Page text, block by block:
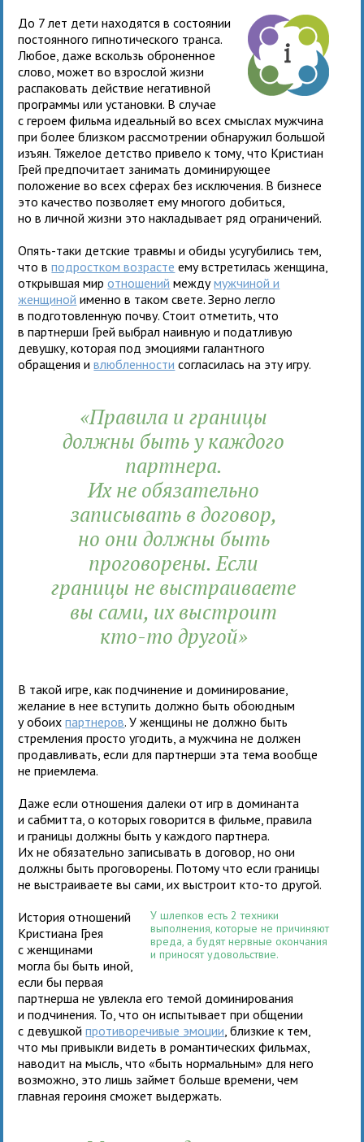
До 7 лет дети находятся в состоянии
постоянного гипнотического транса.
Любое, даже вскользь оброненное
слово, может во взрослой жизни
распаковать действие негативной
программы или установки. В случае
с героем фильма идеальный во всех смыслах мужчина
при более близком рассмотрении обнаружил большой
изъян. Тяжелое детство привело к тому, что Кристиан
Грей предпочитает занимать доминирующее
положение во всех сферах без исключения. В бизнесе
это качество позволяет ему многого добиться,
но в личной жизни это накладывает ряд ограничений.
Опять-таки детские травмы и обиды усугубились тем,
что вподростком возрасте ему встретилась женщина,
открывшая миротношений междумужчиной и
женщиной именно в таком свете. Зерно легло
в подготовленную почву. Стоит отметить, что
в партнерши Грей выбрал наивную и податливую
девушку, которая под эмоциями галантного
обращения ивлюбленности согласилась на эту игру.
«Правила и границы
должны быть у каждого
партнера.
Их не обязательно
записывать в договор,
но они должны быть
проговорены. Если
границы не выстраиваете
вы сами, их выстроит
кто-то другой»
В такой игре, как подчинение и доминирование,
желание в нее вступить должно быть обоюдным
у обоихпартнеров. У женщины не должно быть
стремления просто угодить, а мужчина не должен
продавливать, если для партнерши эта тема вообще
не приемлема.
Даже если отношения далеки от игр в доминанта
и сабмитта, о которых говорится в фильме, правила
и границы должны быть у каждого партнера.
Их не обязательно записывать в договор, но они
должны быть проговорены. Потому что если границы
не выстраиваете вы сами, их выстроит кто-то другой.
У шлепков есть 2 техники
выполнения, которые не причиняют
вреда, а будят нервные окончания
и приносят удовольствие.
История отношений
Кристиана Грея
с женщинами
могла бы быть иной,
если бы первая
партнерша не увлекла его темой доминирования
и подчинения. То, что он испытывает при общении
с девушкойпротиворечивые эмоции , близкие к тем,
что мы привыкли видеть в романтических фильмах,
наводит на мысль, что «быть нормальным» для него
возможно, это лишь займет больше времени, чем
главная героиня сможет выдержать.